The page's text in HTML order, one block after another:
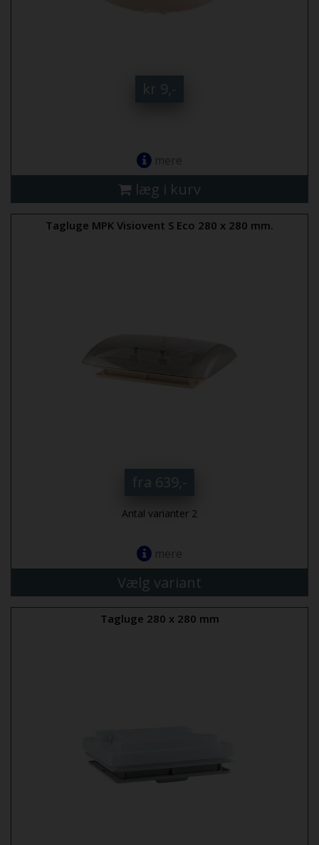
kr 9,-
mere
læg i kurv
Tagluge MPK Visiovent S Eco 280 x 280 mm.
fra 639,-
Antal varianter 2
mere
Vælg variant
Tagluge 280 x 280 mm